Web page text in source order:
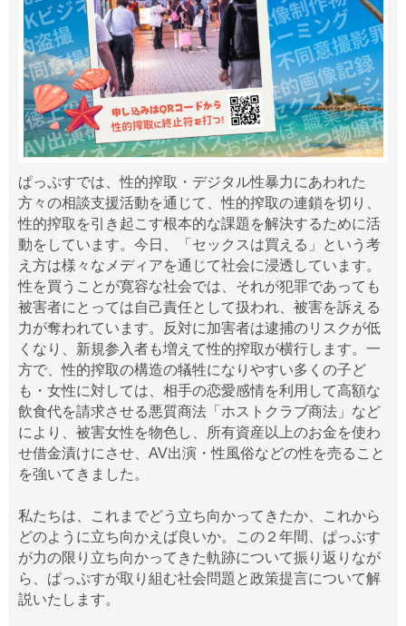
ぱっぷすでは、性的搾取・デジタル性暴力にあわれた
方々の相談支援活動を通じて、性的搾取の連鎖を切り、
性的搾取を引き起こす根本的な課題を解決するために活
動をしています。今日、「セックスは買える」という考
え方は様々なメディアを通じて社会に浸透しています。
性を買うことが寛容な社会では、それが犯罪であっても
被害者にとっては自己責任として扱われ、被害を訴える
力が奪われています。反対に加害者は逮捕のリスクが低
くなり、新規参入者も増えて性的搾取が横行します。一
方で、性的搾取の構造の犠牲になりやすい多くの子ど
も・女性に対しては、相手の恋愛感情を利用して高額な
飲食代を請求させる悪質商法「ホストクラブ商法」など
により、被害女性を物色し、所有資産以上のお金を使わ
せ借金漬けにさせ、AV出演・性風俗などの性を売ること
を強いてきました。
私たちは、これまでどう立ち向かってきたか、これから
どのように立ち向かえば良いか。この２年間、ぱっぷす
が力の限り立ち向かってきた軌跡について振り返りなが
ら、ぱっぷすが取り組む社会問題と政策提言について解
説いたします。